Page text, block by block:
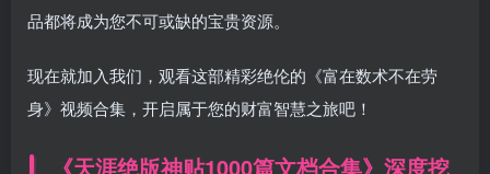
品都将成为您不可或缺的宝贵资源。
现在就加入我们，观看这部精彩绝伦的《富在数术不在劳
身》视频合集，开启属于您的财富智慧之旅吧！
《天涯绝版神贴1000篇文档合集》深度挖